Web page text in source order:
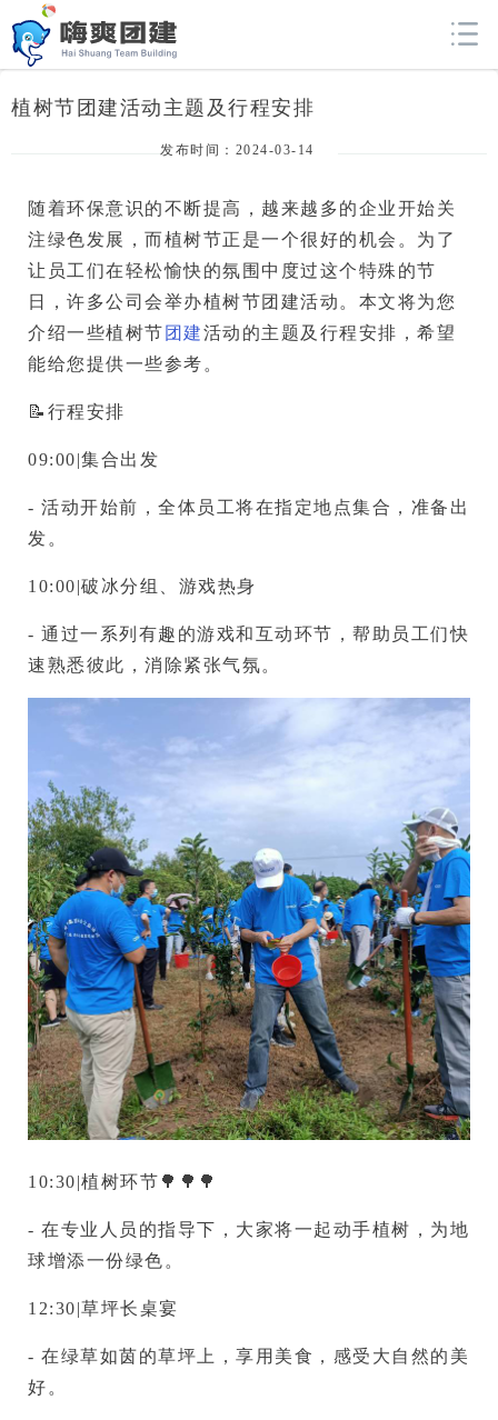
植树节团建活动主题及行程安排
发布时间：2024-03-14
随着环保意识的不断提高，越来越多的企业开始关
注绿色发展，而植树节正是一个很好的机会。为了
让员工们在轻松愉快的氛围中度过这个特殊的节
日，许多公司会举办植树节团建活动。本文将为您
介绍一些植树节 团建活动的主题及行程安排，希望
能给您提供一些参考。
📝行程安排
09:00|集合出发
- 活动开始前，全体员工将在指定地点集合，准备出
发。
10:00|破冰分组、游戏热身
- 通过一系列有趣的游戏和互动环节，帮助员工们快
速熟悉彼此，消除紧张气氛。
10:30|植树环节🌳🌳🌳
- 在专业人员的指导下，大家将一起动手植树，为地
球增添一份绿色。
12:30|草坪长桌宴
- 在绿草如茵的草坪上，享用美食，感受大自然的美
好。